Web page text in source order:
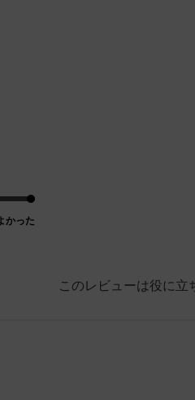
かった
このレビューは役に立